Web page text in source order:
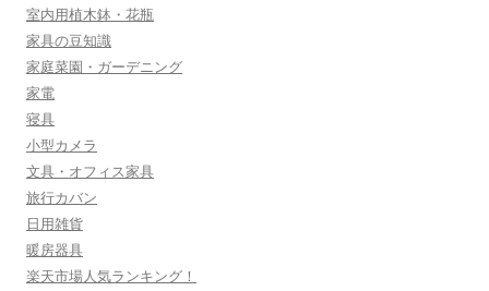
室内用植木鉢・花瓶
家具の豆知識
家庭菜園・ガーデニング
家電
寝具
小型カメラ
文具・オフィス家具
旅行カバン
日用雑貨
暖房器具
楽天市場人気ランキング！